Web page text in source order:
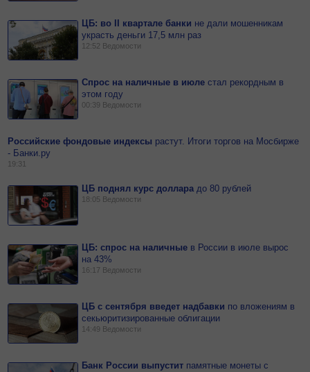
ЦБ: во II квартале банки недали мошенникам
украсть деньги 17,5 млн раз
12:52 Ведомости
Спрос на наличные в июлестал рекордным в
этом году
00:39 Ведомости
Российские фондовые индексы растут. Итоги торгов на Мосбирже
- Банки.ру
19:31
ЦБ поднял курс долларадо80 рублей
18:05 Ведомости
ЦБ: спрос на наличные в России в июле вырос
на 43%
16:17 Ведомости
ЦБ с сентября введет надбавки по вложениям в
секьюритизированные облигации
14:49 Ведомости
Банк России выпустит памятные монеты с